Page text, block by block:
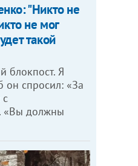
"Никто не
не мог
такой
блокпост. Я
он спросил: «За
с
«Вы должны